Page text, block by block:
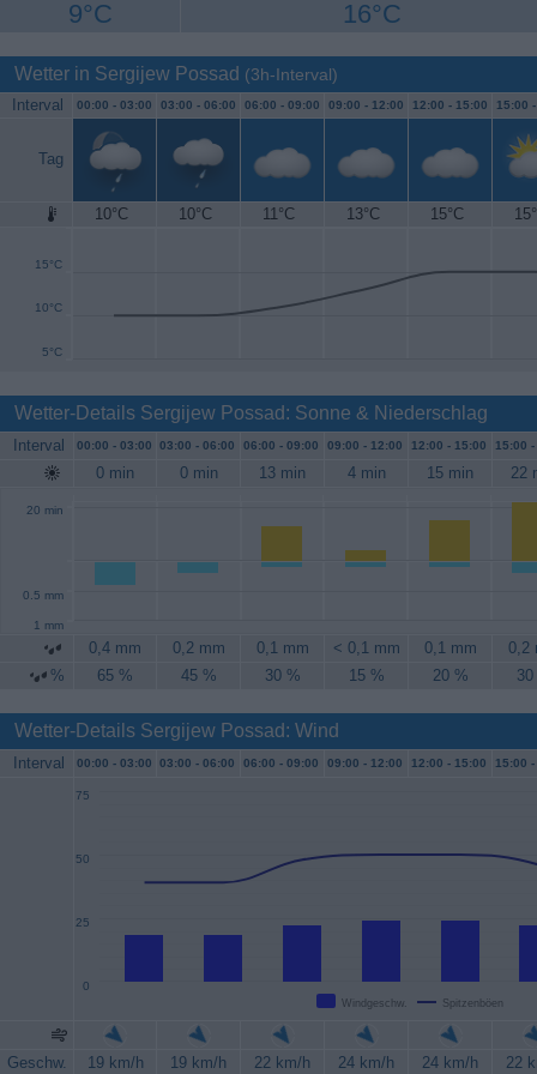
9°C 16°C
Wetter in Sergijew Possad (3h-Interval)
Interval 00:00 - 03:00 03:00 - 06:00 06:00 - 09:00 09:00 - 12:00 12:00 - 15:00 15:00
Tag
10°C 10°C 11°C 13°C 15°C
5°C
10°C
15°C
20°C
Wetter-Details Sergijew Possad: Sonne & Niederschlag
Interval 00:00 - 03:00 03:00 - 06:00 06:00 - 09:00 09:00 - 12:00 12:00 - 15:00 15:00 -
0 min 0 min 13 min 4 min 15 min 22
20 min
0.5 mm
1 mm
0,4 mm 0,2 mm 0,1 mm < 0,1 mm 0,1 mm
0,2
%
65 % 45 % 30 % 15 % 20 %
Wetter-Details Sergijew Possad: Wind
Interval 00:00 - 03:00 03:00 - 06:00 06:00 - 09:00 09:00 - 12:00 12:00 - 15:00 15:00 -
Windgeschw. Spitzenböen
0
25
50
75
Geschw. 19 km/h 19 km/h 22 km/h 24 km/h 24 km/h
22